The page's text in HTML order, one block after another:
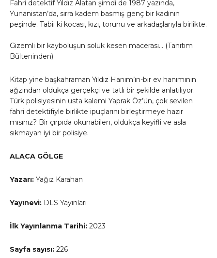
Fahri detektif Yıldız Alatan şimdi de 1987 yazında,
Yunanistan’da, sırra kadem basmış genç bir kadının
peşinde. Tabii ki kocası, kızı, torunu ve arkadaşlarıyla birlikte.
Gizemli bir kayboluşun soluk kesen macerası… (Tanıtım
Bülteninden)
Kitap yine başkahraman Yıldız Hanım’ın-bir ev hanımının
ağzından oldukça gerçekçi ve tatlı bir şekilde anlatılıyor.
Türk polisiyesinin usta kalemi Yaprak Öz’ün, çok sevilen
fahri detektifiyle birlikte ipuçlarını birleştirmeye hazır
mısınız? Bir çırpıda okunabilen, oldukça keyifli ve asla
sıkmayan iyi bir polisiye.
ALACA GÖLGE
Yazarı: Yağız Karahan
Yayınevi: DLS Yayınları
İlk Yayınlanma Tarihi: 2023
Sayfa sayısı: 226